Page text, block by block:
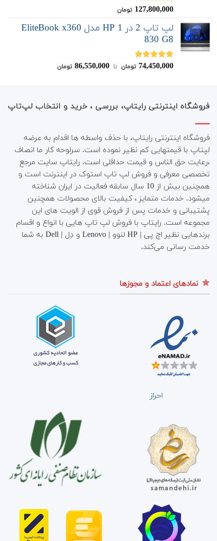
نمره
5
127,800,000 تومان
لپ تاپ 2 در 1 HP مدل EliteBook x360
830 G8
نمره5.00
74,450,000 تومان ‌ تا ‌ 86,550,000 تومان
فروشگاه اینترنتی رایتاپ، بررسی ، خرید و انتخاب لپ‌تاپ
فروشگاه اینترنتی رایتاپ، با حذف واسطه ها اقدام به عرضه
لپتاپ با قیمتهایی کم نظیر نموده است. سرلوحه کار ما انصاف
،رعایت حق الناس و قیمت حداقلی است. رایتاپ سایت مرجع
تخصصی معرفی و فروش لپ تاپ استوک در اینترنت است و
همچنین بیش از 10 سال سابقه فعالیت در ایران شناخته
میشود. خدمات متمایز ، کیفیت بالای محصولات همچنین
پشتیبانی و خدمات پس از فروش قوی از الویت های این
مجموعه است. رایتاپ با فروش لپ تاپ هایی با انواع و اقسام
برندهایی نظیر اچ پی | HP لنوو | Lenovo و دِل | Dell به شما
خدمت رسانی می‌کند.
نمادهای اعتماد و مجوزها
احراز